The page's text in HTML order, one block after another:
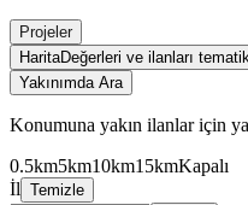
Projeler
HaritaDeğerleri ve ilanları
Yakınımda Ara
Konumuna yakın ilanlar için
0.5km5km10km15kmKapalı
İl Temizle